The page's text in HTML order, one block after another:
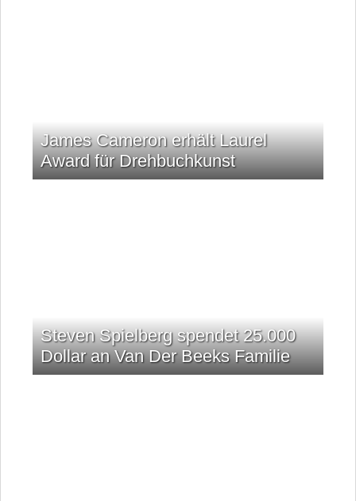
James Cameron erhält Laurel
Award für Drehbuchkunst
Steven Spielberg spendet 25.000
Dollar an Van Der Beeks Familie